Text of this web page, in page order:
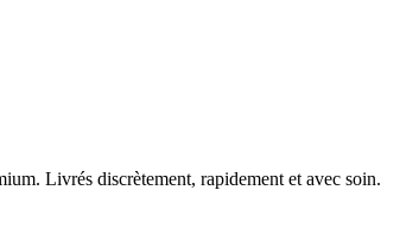
Livrés discrètement, rapidement et avec soin.